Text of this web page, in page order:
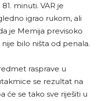
minuti. VAR je
igrao rukom, ali
je Memija previsoko
bilo ništa od penala.
rasprave u
se rezultat na
će se tako sve riješiti u